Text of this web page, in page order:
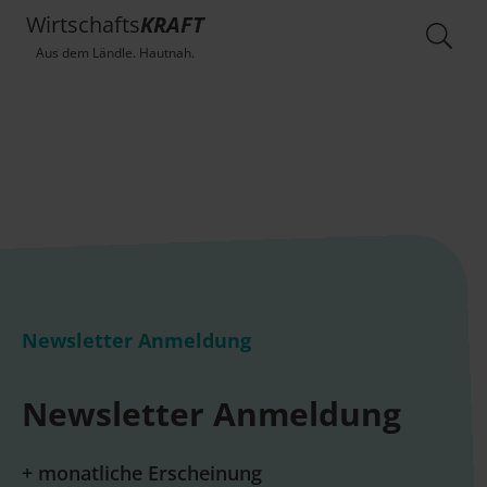
WirtschaftsKRAFT
Aus dem Ländle. Hautnah.
Newsletter Anmeldung
Newsletter Anmeldung
+ monatliche Erscheinung